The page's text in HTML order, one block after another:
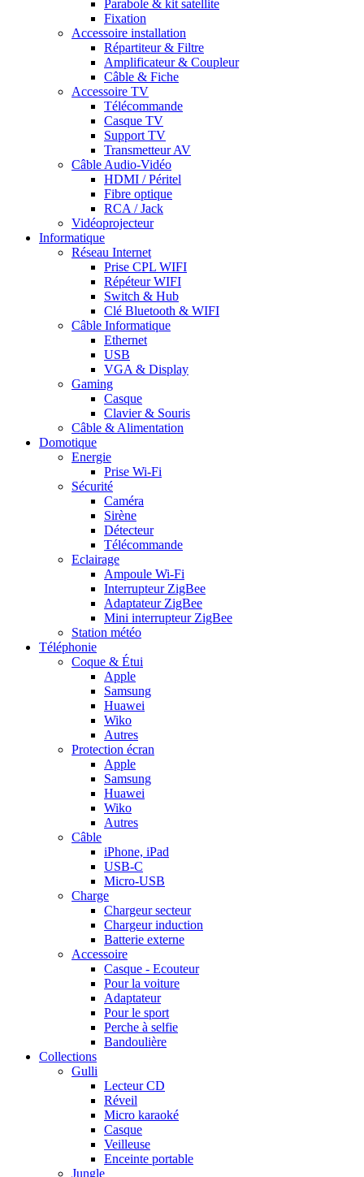
Parabole & kit satellite
Fixation
Accessoire installation
Répartiteur & Filtre
Amplificateur & Coupleur
Câble & Fiche
Accessoire TV
Télécommande
Casque TV
Support TV
Transmetteur AV
Câble Audio-Vidéo
HDMI / Péritel
Fibre optique
RCA / Jack
Vidéoprojecteur
Informatique
Réseau Internet
Prise CPL WIFI
Répéteur WIFI
Switch & Hub
Clé Bluetooth & WIFI
Câble Informatique
Ethernet
USB
VGA & Display
Gaming
Casque
Clavier & Souris
Câble & Alimentation
Domotique
Energie
Prise Wi-Fi
Sécurité
Caméra
Sirène
Détecteur
Télécommande
Eclairage
Ampoule Wi-Fi
Interrupteur ZigBee
Adaptateur ZigBee
Mini interrupteur ZigBee
Station météo
Téléphonie
Coque & Étui
Apple
Samsung
Huawei
Wiko
Autres
Protection écran
Apple
Samsung
Huawei
Wiko
Autres
Câble
iPhone, iPad
USB-C
Micro-USB
Charge
Chargeur secteur
Chargeur induction
Batterie externe
Accessoire
Casque - Ecouteur
Pour la voiture
Adaptateur
Pour le sport
Perche à selfie
Bandoulière
Collections
Gulli
Lecteur CD
Réveil
Micro karaoké
Casque
Veilleuse
Enceinte portable
Jungle